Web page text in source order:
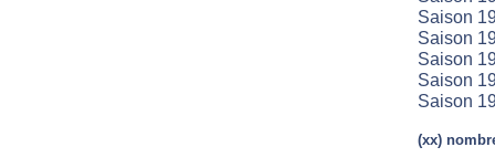
Saison
Saison
Saison
Saison
Saison
(xx)